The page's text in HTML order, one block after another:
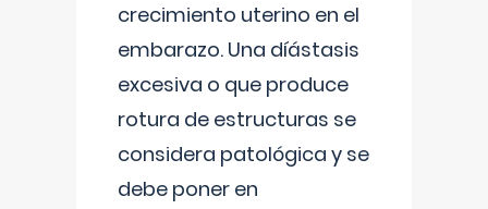
crecimiento uterino en el
embarazo. Una díástasis
excesiva o que produce
rotura de estructuras se
considera patológica y se
debe poner en